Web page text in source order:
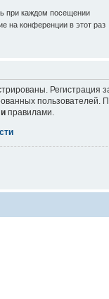
при каждом посещении
на конференции в этот раз
Регистрация
правилами.